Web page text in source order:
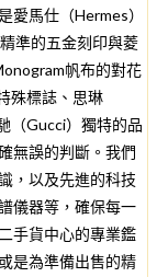
愛馬仕（Hermes）
準的五金刻印與菱
帆布的對花
殊標誌、思琳
（Gucci）獨特的品
無誤的判斷。我們
，以及先進的科技
儀器等，確保每一
手貨中心的專業鑑
是為準備出售的精